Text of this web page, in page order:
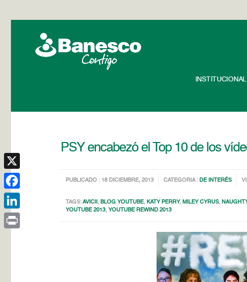
PSY encabezó el Top 10 de los
PUBLICADO : 18 DICIEMBRE, 2013 CATEGORIA : DE INTERÉS
TAGS:AVICII , BLOG YOUTUBE, KATY PERRY, MILEY CYRUS,
YOUTUBE 2013, YOUTUBE REWIND 2013
X
Facebook
LinkedIn